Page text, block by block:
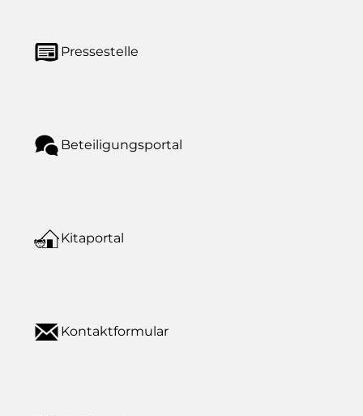
Pressestelle
Beteiligungsportal
Kitaportal
Kontaktformular